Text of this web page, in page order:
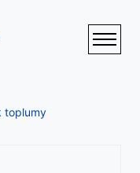
toplumy